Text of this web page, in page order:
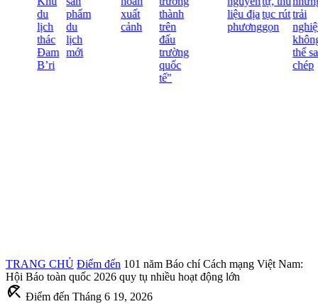
du
lịch
thác
Đam
B’ri
phẩm
du
lịch
mới
xuất
cảnh
thành
trên
đấu
trường
quốc
tế"
liệu địa
phương
tục rút
gọn
trải
không
thể
chép
TRANG CHỦ Điểm đến 101 năm Báo chí Cách mạng Việt Nam:
Hội Báo toàn quốc 2026 quy tụ nhiều hoạt động lớn
beach_access Điểm đến Tháng 6 19, 2026